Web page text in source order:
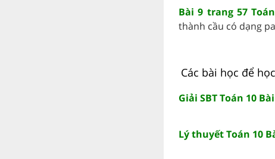
Bài 9 trang 57
thành cầu có dạng
Các bài học để
Giải SBT Toán 10
Lý thuyết Toán 10